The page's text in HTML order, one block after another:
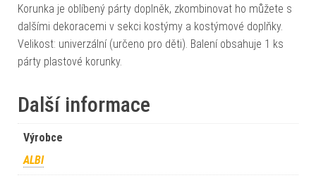
Korunka je oblíbený párty doplněk, zkombinovat ho můžete s
dalšími dekoracemi v sekci kostýmy a kostýmové doplňky.
Velikost: univerzální (určeno pro děti). Balení obsahuje 1 ks
párty plastové korunky.
Další informace
Výrobce
ALBI